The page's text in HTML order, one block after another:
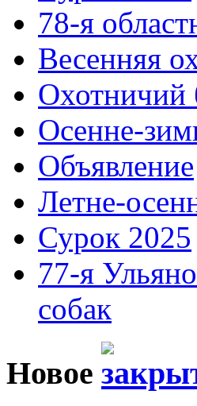
78-я
Весенняя
Охотничий
Осенне-
Объявление
Летне-
Сурок 2025
77-я
собак
Новое